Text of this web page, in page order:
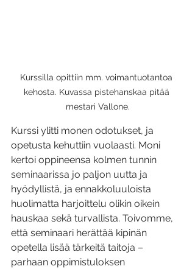
Kurssilla opittiin mm. voimantuotantoa
kehosta. Kuvassa pistehanskaa pitää
mestari Vallone.
Kurssi ylitti monen odotukset, ja
opetusta kehuttiin vuolaasti. Moni
kertoi oppineensa kolmen tunnin
seminaarissa jo paljon uutta ja
hyödyllistä, ja ennakkoluuloista
huolimatta harjoittelu olikin oikein
hauskaa sekä turvallista. Toivomme,
että seminaari herättää kipinän
opetella lisää tärkeitä taitoja –
parhaan oppimistuloksen